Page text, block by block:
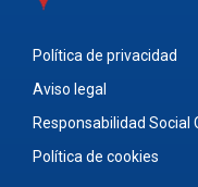
Política de privacidad
Aviso legal
Responsabilidad Social
Política de cookies